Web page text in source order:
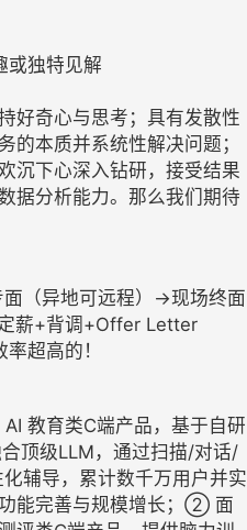
或独特见解
好奇心与思考；具有发散性
的本质并系统性解决问题；
沉下心深入钻研，接受结果
据分析能力。那么我们期待
（异地可远程）→现场终面
薪+背调+Offer Letter
超高的！
教育类C端产品，基于自研
顶级LLM，通过扫描/对话/
辅导，累计数千万用户并实
能完善与规模增长；② 面